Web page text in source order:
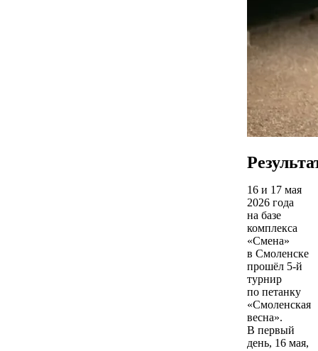
16 и 17 мая
2026 года
на базе
комплекса
«Смена»
в Смоленске
прошёл 5-й
турнир
по петанку
«Смоленская
весна».
В первый
день, 16 мая,